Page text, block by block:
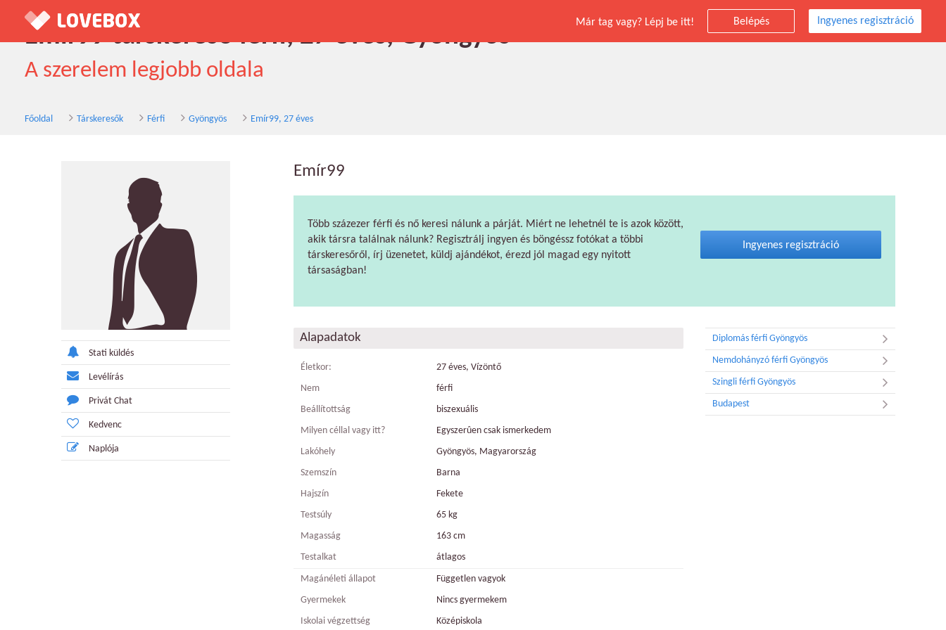
Már tag vagy? Lépj be itt! Belépés Ingyenes regisztráció
Emír99 társkereső férfi, 27 éves, Gyöngyös
A szerelem legjobb oldala
Főoldal Társkeresők Férfi Gyöngyös Emír99, 27 éves
Stati küldés
Levélírás
Privát Chat
Kedvenc
Naplója
Emír99
Több százezer férfi és nő keresi nálunk a párját. Miért ne lehetnél te is azok között,
akik társra találnak nálunk? Regisztrálj ingyen és böngéssz fotókat a többi
társkeresőről, írj üzenetet, küldj ajándékot, érezd jól magad egy nyitott
társaságban!
Ingyenes regisztráció
Alapadatok
Életkor:
27 éves, Vízöntő
Nem
férfi
Beállítottság
biszexuális
Milyen céllal vagy itt?
Egyszerûen csak ismerkedem
Lakóhely
Gyöngyös, Magyarország
Szemszín
Barna
Hajszín
Fekete
Testsúly
65 kg
Magasság
163 cm
Testalkat
átlagos
Magánéleti állapot
Független vagyok
Gyermekek
Nincs gyermekem
Iskolai végzettség
Középiskola
Diplomás férfi Gyöngyös
Nemdohányzó férfi Gyöngyös
Szingli férfi Gyöngyös
Budapest